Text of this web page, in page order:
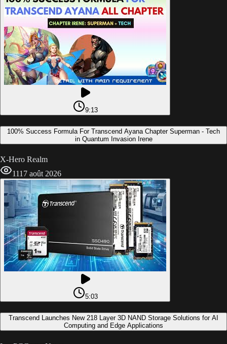
9:13
100% Success Formula For Transcend Ayana Chapter Superman - Tech
in Quantum Invasion Irene
X-Hero Realm
111 7 août 2026
5:03
Transcend Launches New 218 Layer 3D NAND Storage Solutions for AI
Computing and Edge Applications